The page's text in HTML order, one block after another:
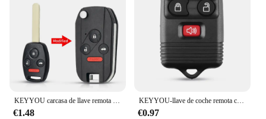
KEYYOU carcasa de llave remota Filp modificada para Honda Fit CRV Civic Insight Ridgeline HRV Jazz ACCORD 2003-2013 Fob 2/3/4 botones
€1.48
KEYYOU-llave de coche remota completa, 315MHz, para Ford Escape F 150 Explorer 2001 2002 2003 2004 2005 2006 2007, transmisor de 3 y 4 botones
€0.97